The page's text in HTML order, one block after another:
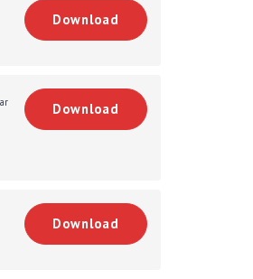
Download
Download
Download